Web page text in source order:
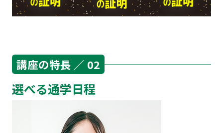
講座の特長 ／ 02
選べる通学日程